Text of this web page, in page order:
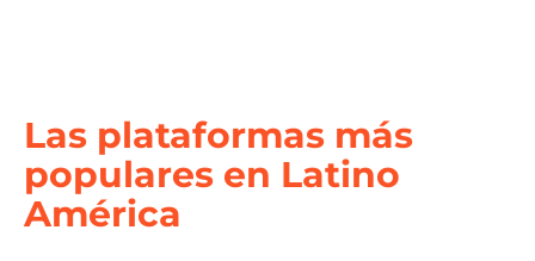
Las plataformas más
populares en Latino
América